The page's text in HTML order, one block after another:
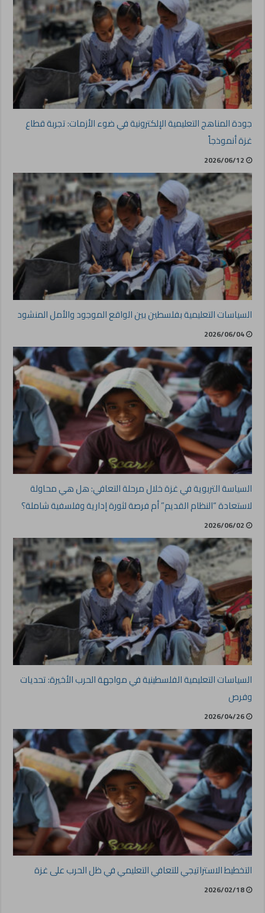
جودة المناهج التعليمية الإلكترونية في ضوء الأزمات: تجربة قطاع
غزة أنموذجاً
2026/06/12
السياسات التعليمية بفلسطين بين الواقع الموجود والأمل المنشود
2026/06/04
السياسة التربوية في غزة خلال مرحلة التعافي: هل هي محاولة
لاستعادة “النظام القديم” أم فرصة لثورة إدارية وفلسفية شاملة؟
2026/06/02
السياسات التعليمية الفلسطينية في مواجهة الحرب الأخيرة: تحديات
وفرص
2026/04/26
التخطيط الاستراتيجي للتعافي التعليمي في ظل الحرب على غزة
2026/02/18